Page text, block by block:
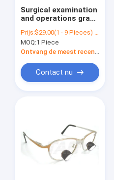
Surgical examination
and operations grade
cordless loupes and
surgical loupes
dental magnifier led
Prijs:$29.00(1 - 9 Pieces) $27.00(10 - 49 Pieces) $26.00(50 - 99 Pieces) $23.00(>=100 Pieces)
MOQ:1 Piece
Contact nu